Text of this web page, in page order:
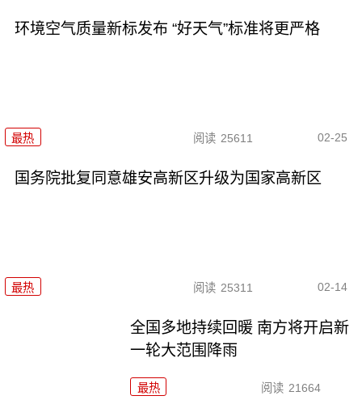
环境空气质量新标发布 “好天气”标准将更严格
最热 阅读 25611 02-25
国务院批复同意雄安高新区升级为国家高新区
最热 阅读 25311 02-14
全国多地持续回暖 南方将开启新
一轮大范围降雨
最热 阅读 21664